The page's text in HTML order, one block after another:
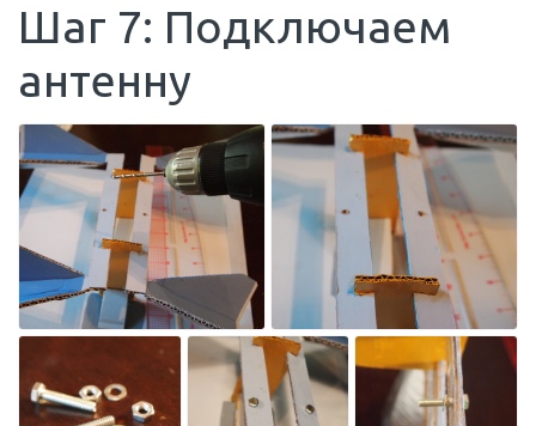
Шаг 7: Подключаем
антенну